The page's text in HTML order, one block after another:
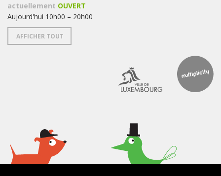
actuellement OUVERT
Aujourd'hui 10h00 – 20h00
AFFICHER TOUT